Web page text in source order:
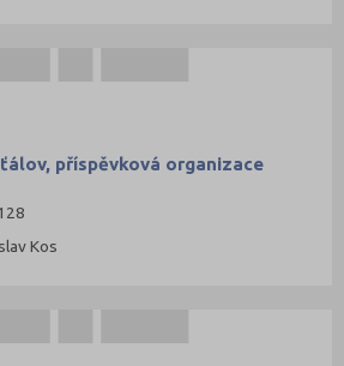
příspěvková organizace
Kos